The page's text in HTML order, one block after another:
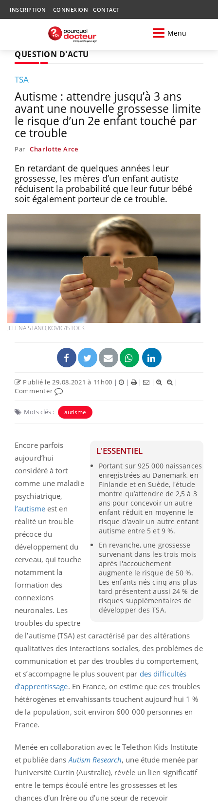
INSCRIPTION CONNEXION CONTACT
Menu
QUESTION D'ACTU
TSA
Autisme : attendre jusqu’à 3 ans
avant une nouvelle grossesse limite
le risque d’un 2e enfant touché par
ce trouble
Par Charlotte Arce
En retardant de quelques années leur
grossesse, les mères d’un enfant autiste
réduisent la probabilité que leur futur bébé
soit également porteur de ce trouble.
JELENA STANOJKOVIC/ISTOCK
Publié le 29.08.2021 à 11h00 | | | |
|
Commenter
Mots clés : autisme
L'ESSENTIEL
Portant sur 925 000 naissances
enregistrées au Danemark, en
Finlande et en Suède, l'étude
montre qu’attendre de 2,5 à 3
ans pour concevoir un autre
enfant réduit en moyenne le
risque d'avoir un autre enfant
autisme entre 5 et 9 %.
En revanche, une grossesse
survenant dans les trois mois
après l'accouchement
augmente le risque de 50 %.
Les enfants nés cinq ans plus
tard présentent aussi 24 % de
risques supplémentaires de
développer des TSA.
Encore parfois
aujourd’hui
considéré à tort
comme une maladie
psychiatrique,
l’autismeest en
réalité un trouble
précoce du
développement du
cerveau, qui touche
notamment la
formation des
connexions
neuronales. Les
troubles du spectre
de l’autisme (TSA) est caractérisé par des altérations
qualitatives des interactions sociales, des problèmes de
communication et par des troubles du comportement,
et s’accompagne le plus souvent par des difficultés
d’apprentissage. En France, on estime que ces troubles
hétérogènes et envahissants touchent aujourd’hui 1 %
de la population, soit environ 600 000 personnes en
France.
Menée en collaboration avec le Telethon Kids Institute
et publiée dansAutism Research, une étude menée par
l’université Curtin (Australie), révèle un lien significatif
entre le temps écoulé entre les grossesses et les
chances d'un frère ou d'une sœur de recevoir